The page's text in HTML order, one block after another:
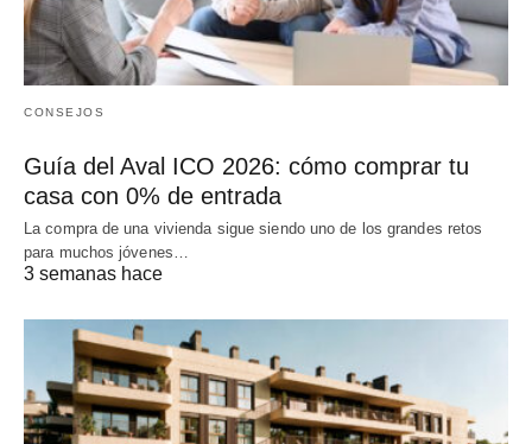
CONSEJOS
Guía del Aval ICO 2026: cómo comprar tu
casa con 0% de entrada
La compra de una vivienda sigue siendo uno de los grandes retos
para muchos jóvenes…
3 semanas hace